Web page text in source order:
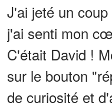
J'ai jeté un
j'ai senti mon
C'était David !
sur le bouton
de curiosité et